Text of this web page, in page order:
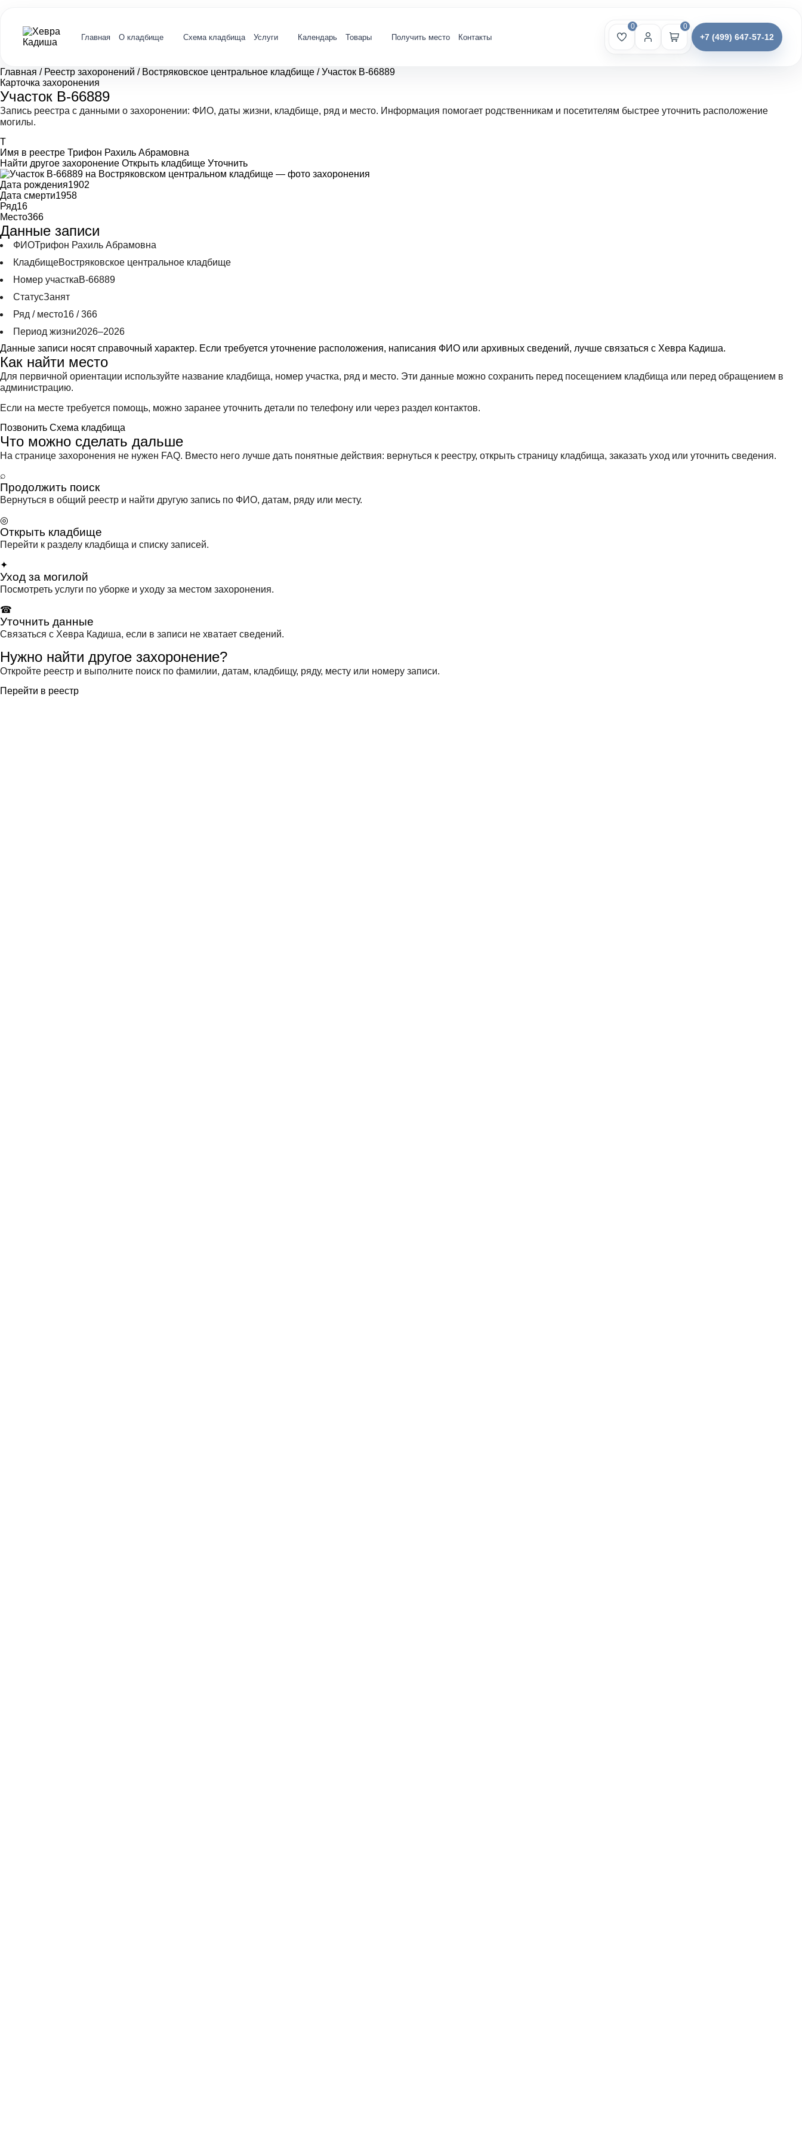
Главная О кладбище Схема кладбища Услуги Календарь Товары Получить место Контакты
0 0
+7 (499) 647-57-12
Главная / Реестр захоронений / Востряковское центральное кладбище / Участок В-66889
Карточка захоронения
Участок В-66889
Запись реестра с данными о захоронении: ФИО, даты жизни, кладбище, ряд и место. Информация помогает родственникам и посетителям быстрее уточнить расположение
могилы.
Т
Имя в реестре Трифон Рахиль Абрамовна
Найти другое захоронение Открыть кладбище Уточнить
Дата рождения1902
Дата смерти1958
Ряд16
Место366
Данные записи
ФИОТрифон Рахиль Абрамовна
КладбищеВостряковское центральное кладбище
Номер участкаВ-66889
СтатусЗанят
Ряд / место16 / 366
Период жизни2026–2026
Данные записи носят справочный характер. Если требуется уточнение расположения, написания ФИО или архивных сведений, лучше связаться с Хевра Кадиша.
Как найти место
Для первичной ориентации используйте название кладбища, номер участка, ряд и место. Эти данные можно сохранить перед посещением кладбища или перед обращением в
администрацию.
Если на месте требуется помощь, можно заранее уточнить детали по телефону или через раздел контактов.
Позвонить Схема кладбища
Что можно сделать дальше
На странице захоронения не нужен FAQ. Вместо него лучше дать понятные действия: вернуться к реестру, открыть страницу кладбища, заказать уход или уточнить сведения.
⌕
Продолжить поиск
Вернуться в общий реестр и найти другую запись по ФИО, датам, ряду или месту.
◎
Открыть кладбище
Перейти к разделу кладбища и списку записей.
✦
Уход за могилой
Посмотреть услуги по уборке и уходу за местом захоронения.
☎
Уточнить данные
Связаться с Хевра Кадиша, если в записи не хватает сведений.
Нужно найти другое захоронение?
Откройте реестр и выполните поиск по фамилии, датам, кладбищу, ряду, месту или номеру записи.
Перейти в реестр